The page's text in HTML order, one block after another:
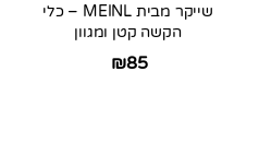
שייקר מבית MEINL – כלי
הקשה קטן ומגוון
₪85